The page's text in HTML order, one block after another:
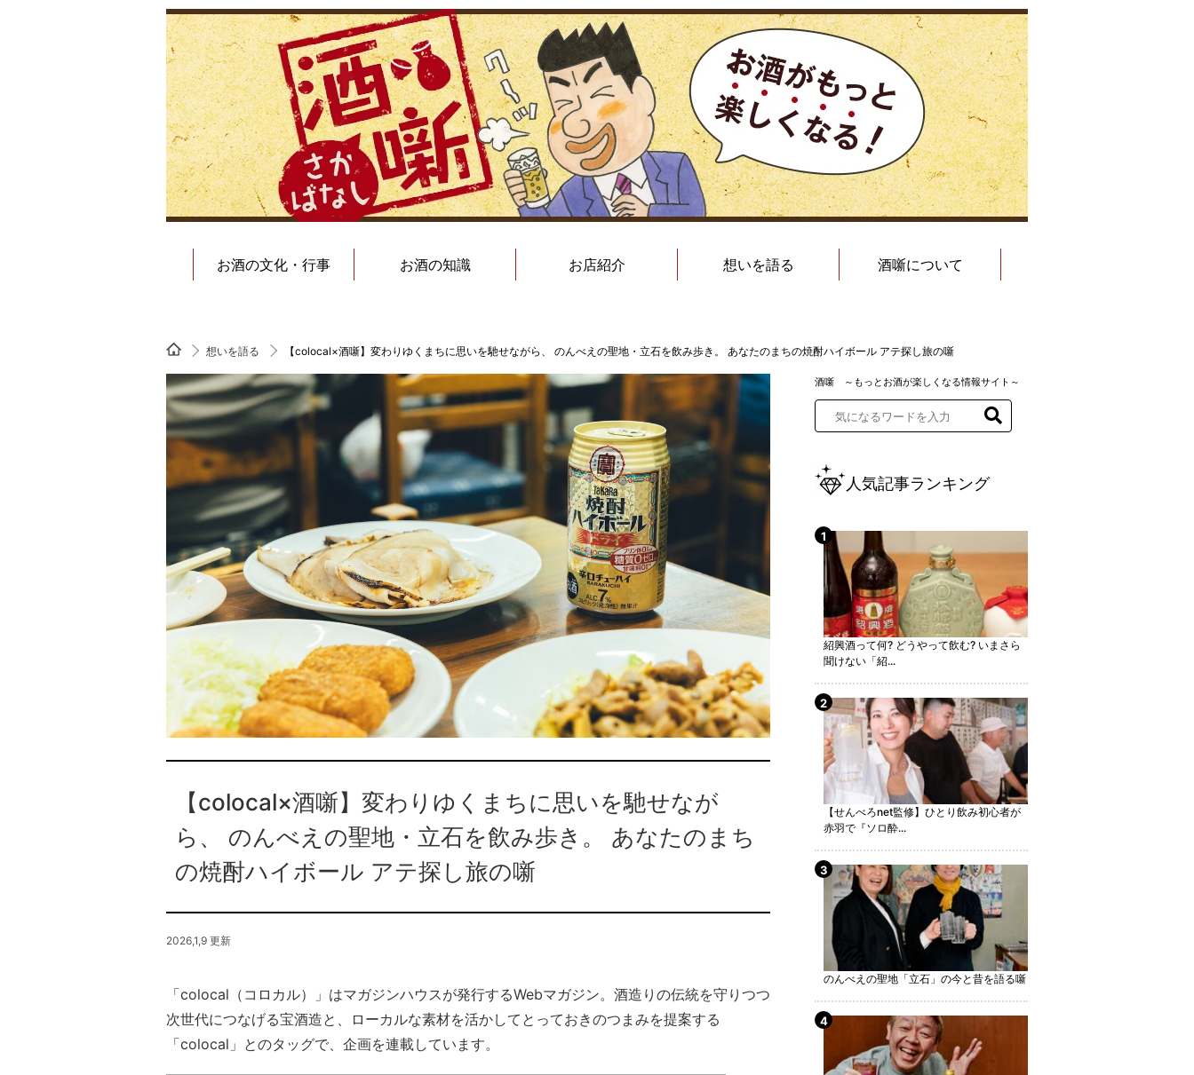
お酒の文化・行事 お酒の知識 お店紹介 想いを語る 酒噺について
想いを語る 【colocal×酒噺】変わりゆくまちに思いを馳せながら、 のんべえの聖地・立石を飲み歩き。 あなたのまちの焼酎ハイボール アテ探し旅の噺
【colocal×酒噺】変わりゆくまちに思いを馳せなが
ら、 のんべえの聖地・立石を飲み歩き。 あなたのまち
の焼酎ハイボール アテ探し旅の噺
2026,1,9 更新
「colocal（コロカル）」はマガジンハウスが発行するWebマガジン。酒造りの伝統を守りつつ
次世代につなげる宝酒造と、ローカルな素材を活かしてとっておきのつまみを提案する
「colocal」とのタッグで、企画を連載しています。
酒噺 ～もっとお酒が楽しくなる情報サイト～
人気記事ランキング
紹興酒って何? どうやって飲む? いまさら
聞けない「紹...
【せんべろnet監修】ひとり飲み初心者が
赤羽で『ソロ酔...
のんべえの聖地「立石」の今と昔を語る噺